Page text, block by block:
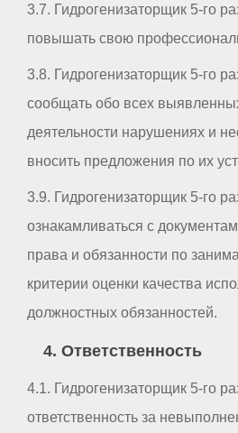
3.7. Гидрогенизаторщик 5-го
повышать свою
3.8. Гидрогенизаторщик 5-го
сообщать обо всех
деятельности нарушениях и
вносить предложения по их
3.9. Гидрогенизаторщик 5-го
ознакамливаться с
права и обязанности по
критерии оценки качества
должностных обязанностей.
4. Ответственность
4.1. Гидрогенизаторщик 5-го
ответственность за